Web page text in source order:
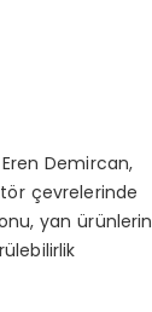
Demircan,
çevrelerinde
yan ürünlerin